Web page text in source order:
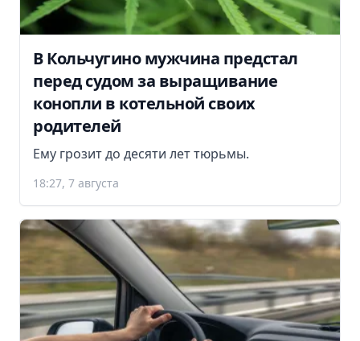
В Кольчугино мужчина предстал
перед судом за выращивание
конопли в котельной своих
родителей
Ему грозит до десяти лет тюрьмы.
18:27, 7 августа